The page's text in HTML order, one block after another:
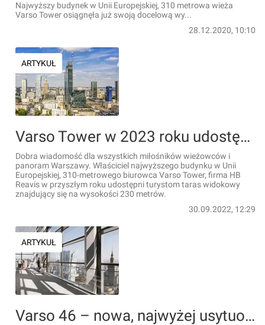
Najwyższy budynek w Unii Europejskiej, 310 metrowa wieża
Varso Tower osiągnęła już swoją docelową wy...
28.12.2020, 10:10
ARTYKUŁ
Varso Tower w 2023 roku udostępni dla turystów taras widokowy na wysokości 230 metrów
Dobra wiadomość dla wszystkich miłośników wieżowców i
panoram Warszawy. Właściciel najwyższego budynku w Unii
Europejskiej, 310-metrowego biurowca Varso Tower, firma HB
Reavis w przyszłym roku udostępni turystom taras widokowy
znajdujący się na wysokości 230 metrów.
30.09.2022, 12:29
ARTYKUŁ
Varso 46 – nowa, najwyżej usytuowana przestrzeń eventowa w Polsce i Unii Europejskiej [FILM]